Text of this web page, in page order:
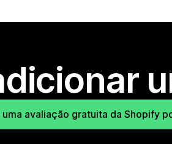
uma avaliação gratuita da Shopify